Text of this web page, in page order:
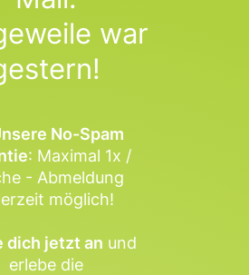
war
No-Spam
: Maximal 1x /
- Abmeldung
möglich!
dich jetzt an und
erlebe die